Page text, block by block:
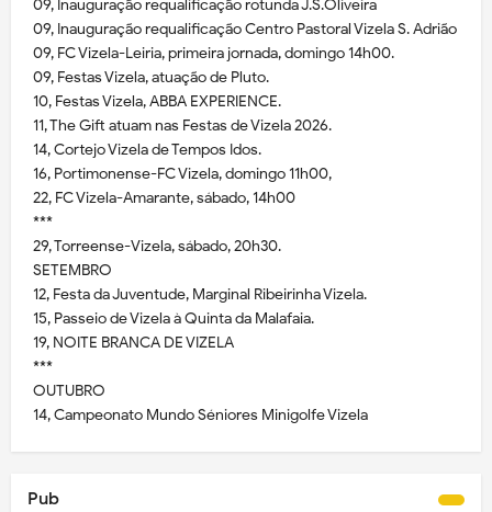
09, Inauguração requalificação rotunda J.S.Oliveira
09, Inauguração requalificação Centro Pastoral Vizela S. Adrião
09, FC Vizela-Leiria, primeira jornada, domingo 14h00.
09, Festas Vizela, atuação de Pluto.
10, Festas Vizela, ABBA EXPERIENCE.
11, The Gift atuam nas Festas de Vizela 2026.
14, Cortejo Vizela de Tempos Idos.
16, Portimonense-FC Vizela, domingo 11h00,
22, FC Vizela-Amarante, sábado, 14h00
***
29, Torreense-Vizela, sábado, 20h30.
SETEMBRO
12, Festa da Juventude, Marginal Ribeirinha Vizela.
15, Passeio de Vizela à Quinta da Malafaia.
19, NOITE BRANCA DE VIZELA
***
OUTUBRO
14, Campeonato Mundo Séniores Minigolfe Vizela
Pub